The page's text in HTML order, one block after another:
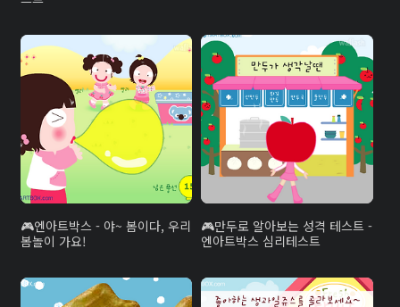
엔아트박스 - 야~ 봄이다, 우리
봄놀이 가요!
만두로 알아보는 성격 테스트 -
엔아트박스 심리테스트